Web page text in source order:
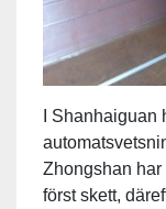
I
Zhongshan
först skett,